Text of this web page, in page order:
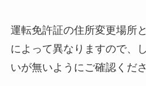
運転免許証の住所変更場所
によって異なりますので、
いが無いようにご確認くださ